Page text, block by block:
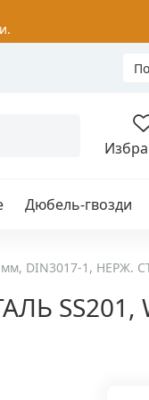
Дюбель-гвозди
DIN3017-1, НЕРЖ.
SS201,